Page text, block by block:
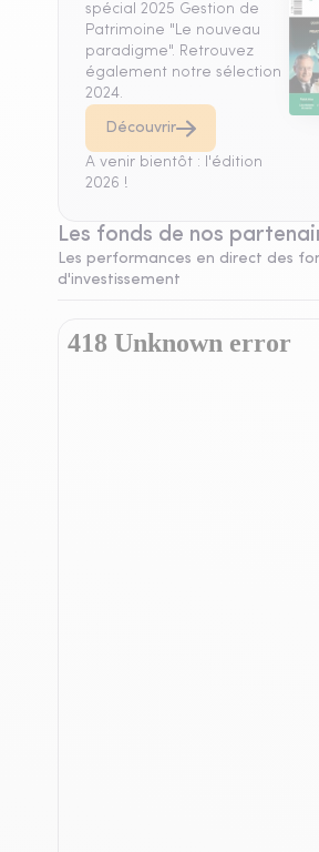
spécial 2025 Gestion de
Patrimoine "Le nouveau
paradigme". Retrouvez
également notre sélection
2024.
Découvrir
A venir bientôt : l'édition
2026 !
Les fonds de nos
Les performances en direct des
d'investissement